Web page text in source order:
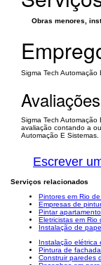
Obras menores,
Sigma Tech Automação
Sigma Tech
avaliação contando a
Automação E Sistemas.
Escrever
Serviços relacionados
Pintores em Rio
Empresas de
Pintar
Eletricistas em Rio
Instalação de
Instalação elétrica
Pintura de
Construir paredes